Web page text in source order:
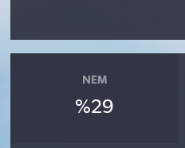
NEM
%29